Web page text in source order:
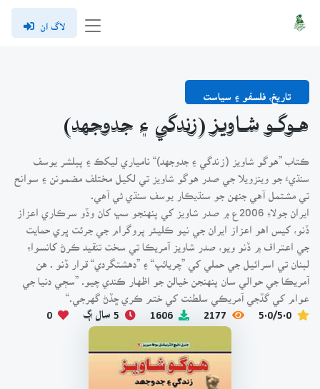
لاگ ان
تاريخ، فلسفو ۽ سياست
هـوگـو شـاويـز (زندگي ۽ جدوجهد)
ڪتاب ”هوگو شاويز (زندگي ۽ جدوجهد)“ نامياري ليکڪ ۽ پبلشر يوسف
سنڌيءَ جو وينزويلا جي صدر هوگو شاويز تي لکيل مختلف مضمونن ۽ سوانح
تي مشتمل آهي جنهن جو سنڌيڪار يوسف سنڌي ئي آهي.
ايران جولاءِ 2006ع ۾ صدر شاويز کي پنهنجو سڀ کان وڏو سرڪاري اعزاز
ڏنو، کيس اهو اعزاز ايران جي نيو ڪليئر پروگرام جي جرئت ڀري حمايت
جي اعتراف ۾ ڏنو ويو، صدر شاويز آمريڪا تي سخت تنقيد ڪرڻ کانسواءِ
لبنان تي اسرائيل جي حملي کي ”چريائپ“ ۽ ”دهشتگردي“ قرار ڏنو . هن
آمريڪا جي حوالي سان پنهنجن خيالن جو اظهار ڪندي چيو. ”سڄي دنيا جي
عوام کي گڏجي آمريڪي سلطنت کي ختم ڪري ڇڏڻ گهرجي.“
5.0/5.0
2177
1606 5 سال اڳ 0